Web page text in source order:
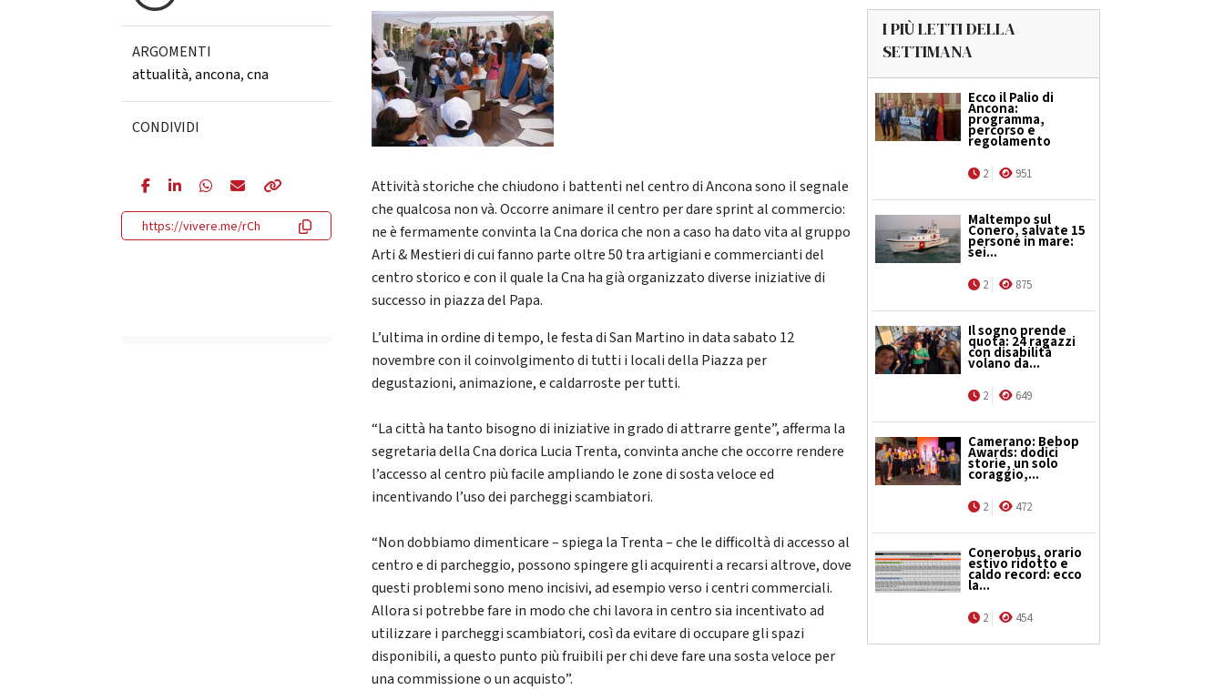
ARGOMENTI
attualità,ancona,cna
CONDIVIDI
https://vivere.me/rCh
Attività storiche che chiudono i battenti nel centro di Ancona sono il segnale
che qualcosa non và. Occorre animare il centro per dare sprint al commercio:
ne è fermamente convinta la Cna dorica che non a caso ha dato vita al gruppo
Arti & Mestieri di cui fanno parte oltre 50 tra artigiani e commercianti del
centro storico e con il quale la Cna ha già organizzato diverse iniziative di
successo in piazza del Papa.
L’ultima in ordine di tempo, le festa di San Martino in data sabato 12
novembre con il coinvolgimento di tutti i locali della Piazza per
degustazioni, animazione, e caldarroste per tutti.
“La città ha tanto bisogno di iniziative in grado di attrarre gente”, afferma la
segretaria della Cna dorica Lucia Trenta, convinta anche che occorre rendere
l’accesso al centro più facile ampliando le zone di sosta veloce ed
incentivando l’uso dei parcheggi scambiatori.
“Non dobbiamo dimenticare – spiega la Trenta – che le difficoltà di accesso al
centro e di parcheggio, possono spingere gli acquirenti a recarsi altrove, dove
questi problemi sono meno incisivi, ad esempio verso i centri commerciali.
Allora si potrebbe fare in modo che chi lavora in centro sia incentivato ad
utilizzare i parcheggi scambiatori, così da evitare di occupare gli spazi
disponibili, a questo punto più fruibili per chi deve fare una sosta veloce per
una commissione o un acquisto”.
I PIÙ LETTI DELLA
SETTIMANA
Ecco il Palio di
Ancona:
programma,
percorso e
regolamento
2 951
Maltempo sul
Conero, salvate 15
persone in mare:
sei...
2 875
Il sogno prende
quota: 24 ragazzi
con disabilità
volano da...
2 649
Camerano: Bebop
Awards: dodici
storie, un solo
coraggio,...
2 472
Conerobus, orario
estivo ridotto e
caldo record: ecco
la...
2 454